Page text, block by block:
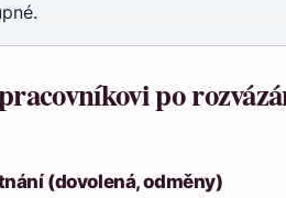
po
(dovolená, odměny)